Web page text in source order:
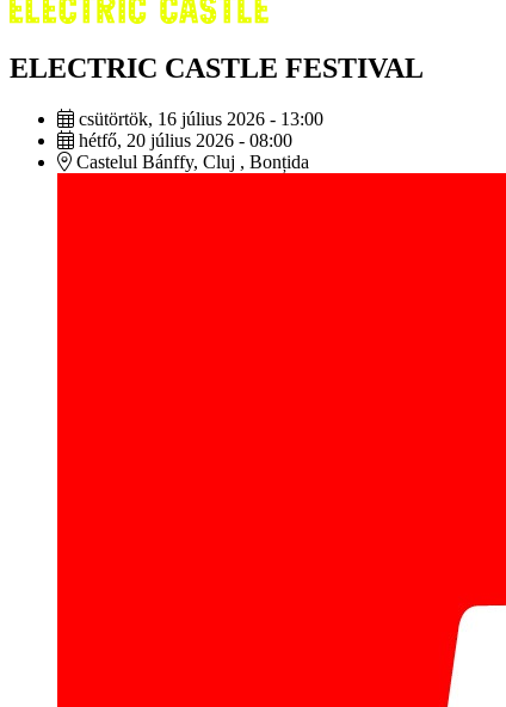
ELECTRIC CASTLE FESTIVAL
csütörtök, 16 július 2026 - 13:00
hétfő, 20 július 2026 - 08:00
Castelul Bánffy, Cluj , Bonțida